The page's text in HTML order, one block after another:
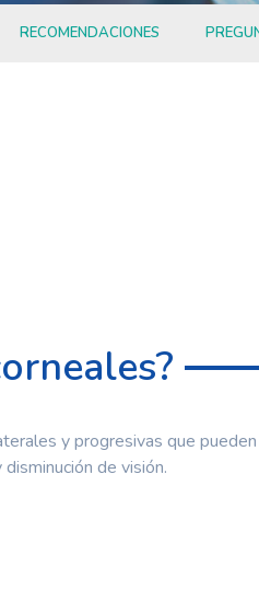
RECOMENDACIONES
y progresivas que
de visión.